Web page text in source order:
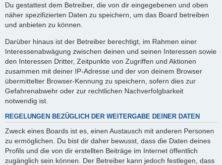
Du gestattest dem Betreiber, die von dir eingegebenen und oben
näher spezifizierten Daten zu speichern, um das Board betreiben
und anbieten zu können.
Darüber hinaus ist der Betreiber berechtigt, im Rahmen einer
Interessenabwägung zwischen deinen und seinen Interessen sowie
den Interessen Dritter, Zeitpunkte von Zugriffen und Aktionen
zusammen mit deiner IP-Adresse und der von deinem Browser
übermittelter Browser-Kennung zu speichern, sofern dies zur
Gefahrenabwehr oder zur rechtlichen Nachverfolgbarkeit
notwendig ist.
REGELUNGEN BEZÜGLICH DER WEITERGABE DEINER DATEN
Zweck eines Boards ist es, einen Austausch mit anderen Personen
zu ermöglichen. Du bist dir daher bewusst, dass die Daten deines
Profils und die von dir erstellten Beiträge im Internet öffentlich
zugänglich sein können. Der Betreiber kann jedoch festlegen, dass